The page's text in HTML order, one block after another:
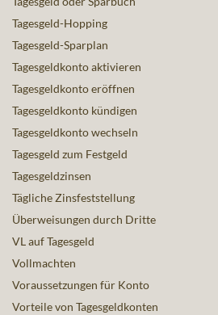
Tagesgeld-Hopping
Tagesgeld-Sparplan
Tagesgeldkonto aktivieren
Tagesgeldkonto eröffnen
Tagesgeldkonto kündigen
Tagesgeldkonto wechseln
Tagesgeld zum Festgeld
Tagesgeldzinsen
Tägliche Zinsfeststellung
Überweisungen durch Dritte
VL auf Tagesgeld
Vollmachten
Voraussetzungen für Konto
Vorteile von Tagesgeldkonten